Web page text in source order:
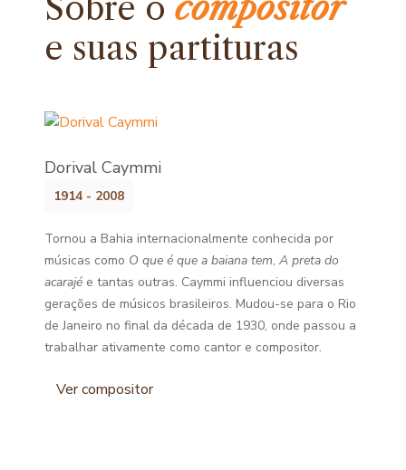
Sobre ocompositor
e suas partituras
Dorival Caymmi
1914 - 2008
Tornou a Bahia internacionalmente conhecida por
músicas como O que é que a baiana tem,A preta do
acarajé e tantas outras. Caymmi influenciou diversas
gerações de músicos brasileiros. Mudou-se para o Rio
de Janeiro no final da década de 1930, onde passou a
trabalhar ativamente como cantor e compositor.
Ver compositor